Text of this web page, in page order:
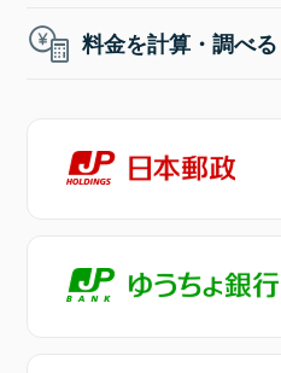
料金を計算・調べる